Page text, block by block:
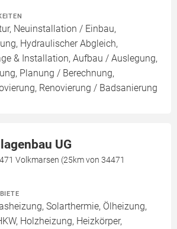
Neuinstallation / Einbau,
Hydraulischer Abgleich,
& Installation, Aufbau / Auslegung,
Planung / Berechnung,
Renovierung / Badsanierung
UG
Volkmarsen (25km von 34471
Solarthermie, Ölheizung,
Holzheizung, Heizkörper,